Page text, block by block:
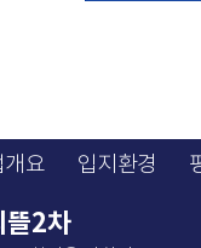
개요 입지환경
뜰2차